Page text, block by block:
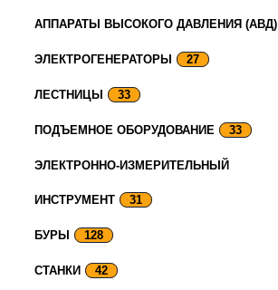
АППАРАТЫ ВЫСОКОГО ДАВЛЕНИЯ (АВД)
ЭЛЕКТРОГЕНЕРАТОРЫ 27
ЛЕСТНИЦЫ 33
ПОДЪЕМНОЕ ОБОРУДОВАНИЕ 33
ЭЛЕКТРОННО-ИЗМЕРИТЕЛЬНЫЙ
ИНСТРУМЕНТ 31
БУРЫ 128
СТАНКИ 42